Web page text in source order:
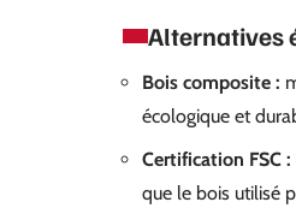
Alternatives
Bois composite :
écologique et
Certification FSC :
que le bois utilisé